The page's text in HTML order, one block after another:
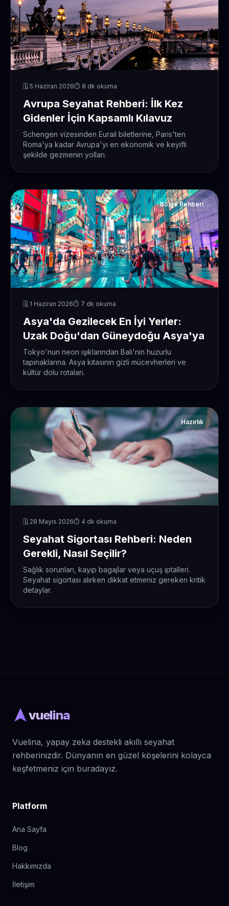
🗓️ 5 Haziran 2026⏱️ 8 dk okuma
Avrupa Seyahat Rehberi: İlk Kez
Gidenler İçin Kapsamlı Kılavuz
Schengen vizesinden Eurail biletlerine, Paris'ten
Roma'ya kadar Avrupa'yı en ekonomik ve keyifli
şekilde gezmenin yolları.
Bölge Rehberi
🗓️ 1 Haziran 2026⏱️ 7 dk okuma
Asya'da Gezilecek En İyi Yerler:
Uzak Doğu'dan Güneydoğu Asya'ya
Tokyo'nun neon ışıklarından Bali'nin huzurlu
tapınaklarına. Asya kıtasının gizli mücevherleri ve
kültür dolu rotaları.
Hazırlık
🗓️ 28 Mayıs 2026⏱️ 4 dk okuma
Seyahat Sigortası Rehberi: Neden
Gerekli, Nasıl Seçilir?
Sağlık sorunları, kayıp bagajlar veya uçuş iptalleri.
Seyahat sigortası alırken dikkat etmeniz gereken kritik
detaylar.
vuelina
Vuelina, yapay zeka destekli akıllı seyahat
rehberinizdir. Dünyanın en güzel köşelerini kolayca
keşfetmeniz için buradayız.
Platform
Ana Sayfa
Blog
Hakkımızda
İletişim